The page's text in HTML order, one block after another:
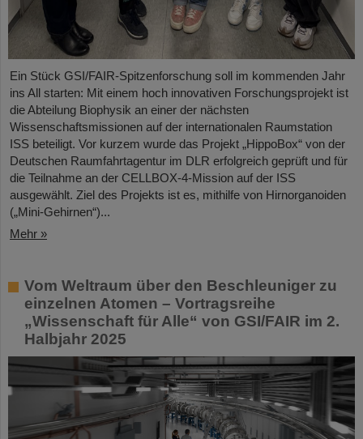
Ein Stück GSI/FAIR-Spitzenforschung soll im kommenden Jahr
ins All starten: Mit einem hoch innovativen Forschungsprojekt ist
die Abteilung Biophysik an einer der nächsten
Wissenschaftsmissionen auf der internationalen Raumstation
ISS beteiligt. Vor kurzem wurde das Projekt „HippoBox“ von der
Deutschen Raumfahrtagentur im DLR erfolgreich geprüft und für
die Teilnahme an der CELLBOX-4-Mission auf der ISS
ausgewählt. Ziel des Projekts ist es, mithilfe von Hirnorganoiden
(„Mini-Gehirnen“)...
Mehr »
Vom Weltraum über den Beschleuniger zu
einzelnen Atomen – Vortragsreihe
„Wissenschaft für Alle“ von GSI/FAIR im 2.
Halbjahr 2025